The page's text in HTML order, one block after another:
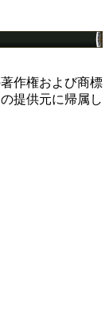
作権および商標
提供元に帰属し